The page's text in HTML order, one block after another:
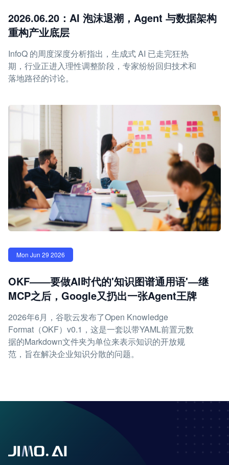
2026.06.20：AI 泡沫退潮，Agent 与数据架构
重构产业底层
InfoQ 的周度深度分析指出，生成式 AI 已走完狂热
期，行业正进入理性调整阶段，专家纷纷回归技术和
落地路径的讨论。
Mon Jun 29 2026
OKF——要做AI时代的'知识图谱通用语'—继
MCP之后，Google又扔出一张Agent王牌
2026年6月，谷歌云发布了Open Knowledge
Format（OKF）v0.1，这是一套以带YAML前置元数
据的Markdown文件夹为单位来表示知识的开放规
范，旨在解决企业知识分散的问题。